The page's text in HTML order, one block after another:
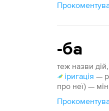
-ба
теж назви
іригація —
про неї) —